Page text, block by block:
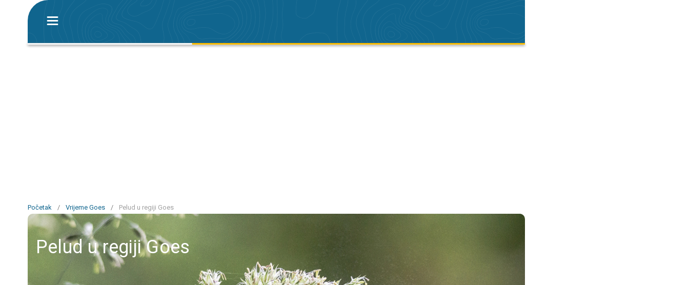
Početak / Vrijeme Goes / Pelud u regiji Goes
Pelud u regiji Goes